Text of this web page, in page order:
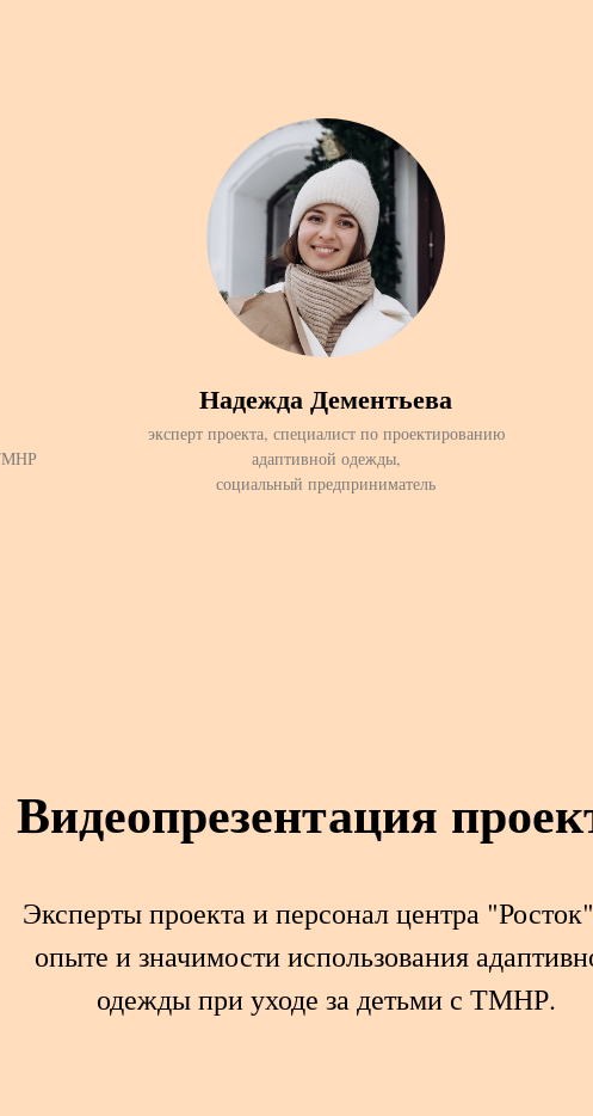
Надежда Дементьева
эксперт проекта, специалист по проектированию
адаптивной одежды,
социальный предприниматель
Видеопрезентация
Эксперты проекта и персонал центра
опыте и значимости использования
одежды при уходе за детьми с ТМНР.